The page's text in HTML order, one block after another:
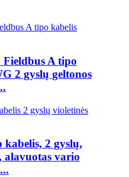
A tipo
2 gyslų geltonos
2 gyslų,
alavuotas vario